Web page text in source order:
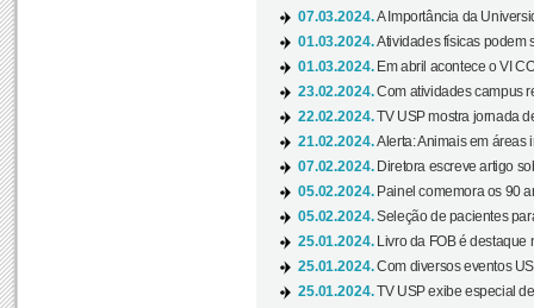
07.03.2024.A Importância da
01.03.2024.Atividades físicas podem
01.03.2024. Em abril acontece o VI
23.02.2024.Com atividades campus
22.02.2024.TV USP mostra jornada
21.02.2024.Alerta: Animais em áreas
07.02.2024. Diretora escreve artigo
05.02.2024. Painel comemora os 90
05.02.2024.Seleção de pacientes
25.01.2024.
Livro da FOB é destaque
25.01.2024.Com diversos eventos
25.01.2024.TV USP exibe especial